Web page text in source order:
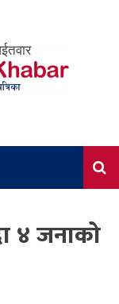
४ जनाको